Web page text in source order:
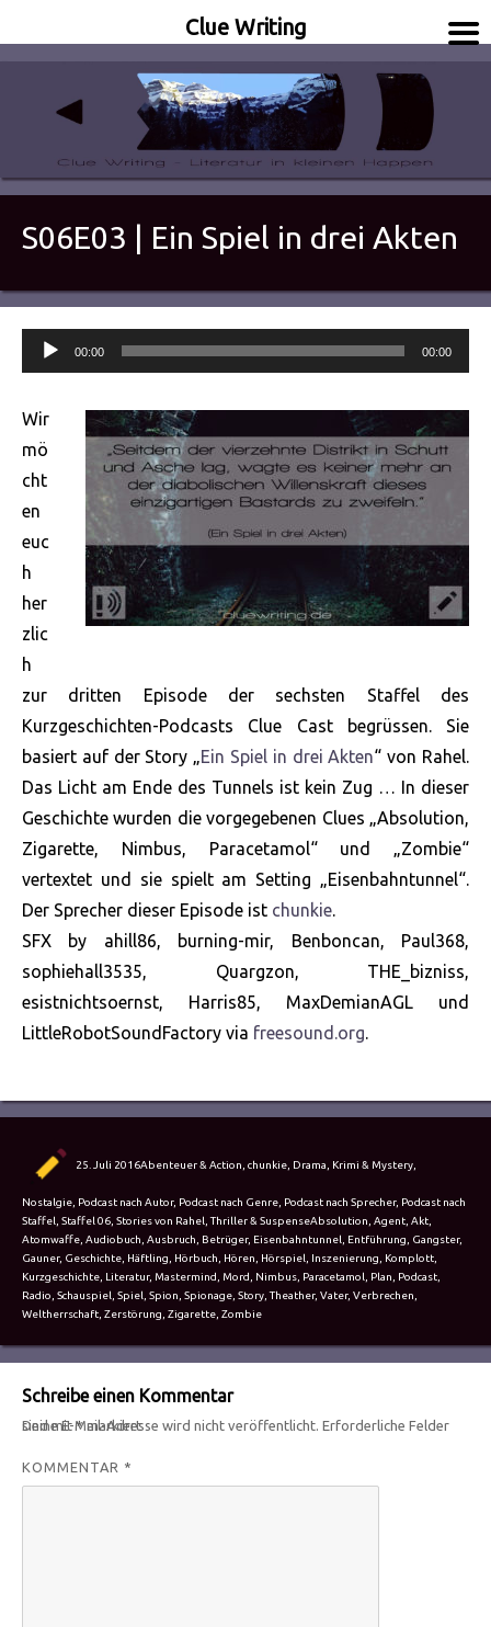
Clue Writing
S06E03 | Ein Spiel in drei Akten
Audio-
Player
00:00 00:00
Wir
mö
cht
en
euc
h
her
zlic
h
zur dritten Episode der sechsten Staffel des
Kurzgeschichten-Podcasts Clue Cast begrüssen. Sie
basiert auf der Story „Ein Spiel in drei Akten“ von Rahel.
Das Licht am Ende des Tunnels ist kein Zug … In dieser
Geschichte wurden die vorgegebenen Clues „Absolution,
Zigarette, Nimbus, Paracetamol“ und „Zombie“
vertextet und sie spielt am Setting „Eisenbahntunnel“.
Der Sprecher dieser Episode ist chunkie.
SFX by ahill86, burning-mir, Benboncan, Paul368,
sophiehall3535, Quargzon, THE_bizniss,
esistnichtsoernst, Harris85, MaxDemianAGL und
LittleRobotSoundFactory via freesound.org.
am
25. Juli 2016Abenteuer & Action, chunkie, Drama, Krimi & Mystery,
Nostalgie, Podcast nach Autor, Podcast nach Genre, Podcast nach Sprecher, Podcast nach
Staffel, Staffel 06, Stories von Rahel,Thriller & SuspenseSchlagwörter
Absolution, Agent, Akt,
Atomwaffe, Audiobuch, Ausbruch, Betrüger, Eisenbahntunnel, Entführung, Gangster,
Gauner, Geschichte, Häftling, Hörbuch, Hören, Hörspiel, Inszenierung, Komplott,
Kurzgeschichte, Literatur, Mastermind, Mord, Nimbus, Paracetamol, Plan, Podcast,
Radio, Schauspiel, Spiel, Spion, Spionage, Story,Theather, Vater, Verbrechen,
Weltherrschaft, Zerstörung, Zigarette, Zombie
Schreibe einen Kommentar
Deine E-Mail-Adresse wird nicht veröffentlicht.
Erforderliche Felder sind mit*markiert
KOMMENTAR *
Clue Writing